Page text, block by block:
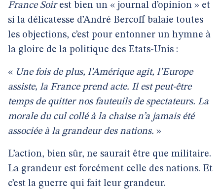
France Soirest bien un « journal d’opinion » et
si la délicatesse d’André Bercoff balaie toutes
les objections, c’est pour entonner un hymne à
la gloire de la politique des Etats-Unis :
« Une fois de plus, l’Amérique agit, l’Europe
assiste, la France prend acte. Il est peut-être
temps de quitter nos fauteuils de spectateurs. La
morale du cul collé à la chaise n’a jamais été
associée à la grandeur des nations. »
L’action, bien sûr, ne saurait être que militaire.
La grandeur est forcément celle des nations. Et
c’est la guerre qui fait leur grandeur.